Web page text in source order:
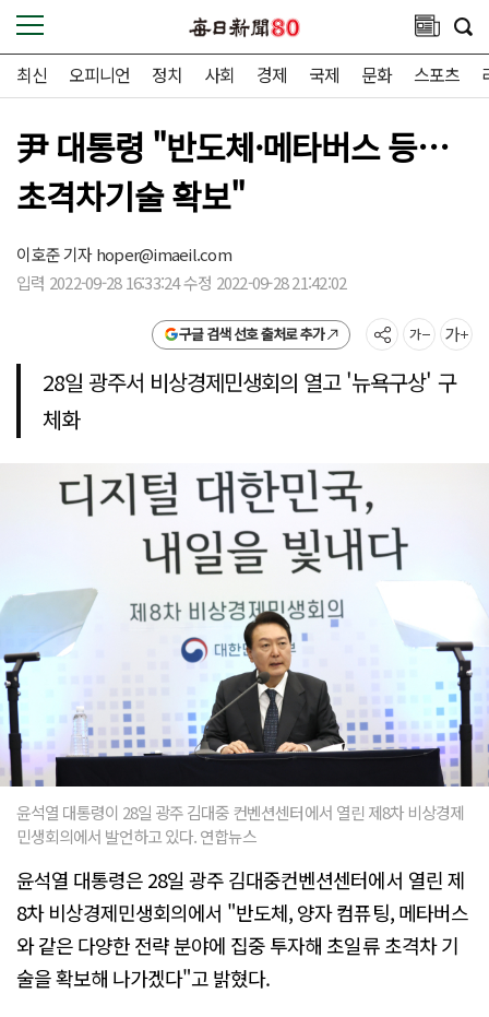
최신 오피니언 정치 사회 경제 국제 문화 스포츠
尹 대통령 "반도체·메타버스 등…
초격차기술 확보"
이호준 기자hoper@imaeil.com
입력 2022-09-28 16:33:24 수정 2022-09-28 21:42:02
구글 검색 선호 출처로 추가
28일 광주서 비상경제민생회의 열고 '뉴욕구상' 구
체화
윤석열 대통령이 28일 광주 김대중 컨벤션센터에서 열린 제8차 비상경제
민생회의에서 발언하고 있다. 연합뉴스
윤석열 대통령은 28일 광주 김대중컨벤션센터에서 열린 제
8차 비상경제민생회의에서 "반도체, 양자 컴퓨팅, 메타버스
와 같은 다양한 전략 분야에 집중 투자해 초일류 초격차 기
술을 확보해 나가겠다"고 밝혔다.